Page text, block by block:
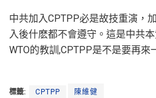
中共加入CPTPP必是故技重演，
入後什麽都不會遵守。這是中共
WTO的教訓,CPTPP是不是要再來
標籤: CPTPP 陳維健